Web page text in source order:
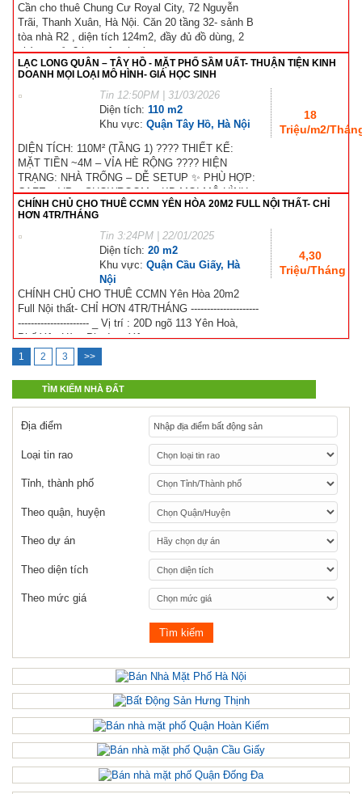
Cần cho thuê Chung Cư Royal City, 72 Nguyễn
Trãi, Thanh Xuân, Hà Nội. Căn 20 tầng 32- sảnh B
tòa nhà R2 , diện tích 124m2, đầy đủ đồ dùng, 2
phòng ngủ, 2 ban công hướng...
LẠC LONG QUÂN – TÂY HỒ - MẶT PHỐ SẦM UẤT- THUẬN TIỆN KINH
DOANH MỌI LOẠI MÔ HÌNH- GIÁ HỌC SINH
Tin 12:50PM | 31/03/2026
Diện tích: 110 m2
Khu vực: Quận Tây Hồ, Hà Nội
18
Triệu/m2/
DIỆN TÍCH: 110M² (TẦNG 1) ???? THIẾT KẾ:
MẶT TIỀN ~4M – VỈA HÈ RỘNG ???? HIỆN
TRẠNG: NHÀ TRỐNG – DỄ SETUP ✨ PHÙ HỢP:
CAFE – VP – SHOWROOM – KD MỌI MÔ HÌNH...
CHÍNH CHỦ CHO THUÊ CCMN YÊN HÒA 20M2 FULL NỘI THẤT- CHỈ
HƠN 4TR/THÁNG
Tin 3:24PM | 22/01/2025
Diện tích: 20 m2
Khu vực: Quận Cầu Giấy, Hà
Nội
4,30
Triệu/Tháng
CHÍNH CHỦ CHO THUÊ CCMN Yên Hòa 20m2
Full Nội thất- CHỈ HƠN 4TR/THÁNG ---------------------
---------------------- _ Vị trí : 20D ngõ 113 Yên Hoà,
Phố Yên Hòa, Phường Yên...
1 2 3 >>
TÌM KIẾM NHÀ ĐẤT
Địa điểm
Loại tin rao
Tỉnh, thành phố
Theo quận, huyện
Theo dự án
Theo diện tích
Theo mức giá